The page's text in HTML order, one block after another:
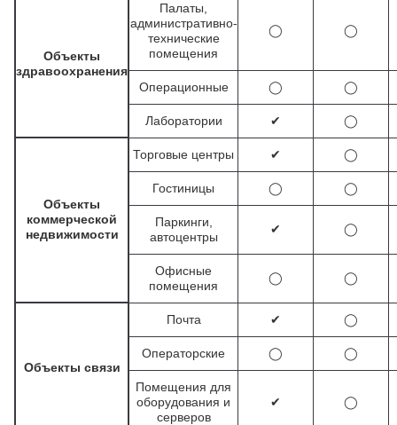
Объекты
здравоохранения
Палаты,
административно-
технические
помещения
◯ ◯
Операционные ◯ ◯
Лаборатории ✔ ◯
Объекты
коммерческой
недвижимости
Торговые центры ✔ ◯
Гостиницы ◯ ◯
Паркинги,
автоцентры
✔ ◯
Офисные
помещения
◯ ◯
Объекты связи
Почта ✔ ◯
Операторские ◯ ◯
Помещения для
оборудования и
серверов
✔ ◯